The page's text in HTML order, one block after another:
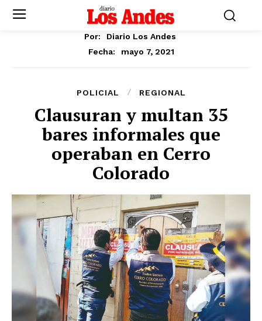
Por:
Diario Los Andes
Fecha:
mayo 7, 2021
POLICIAL REGIONAL
Clausuran y multan 35
bares informales que
operaban en Cerro
Colorado